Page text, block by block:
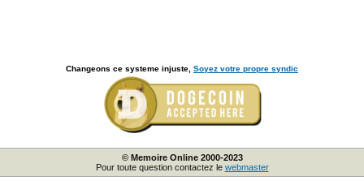
Changeons ce systeme injuste, Soyez votre propre syndic
© Memoire Online 2000-2023
Pour toute question contactez le webmaster